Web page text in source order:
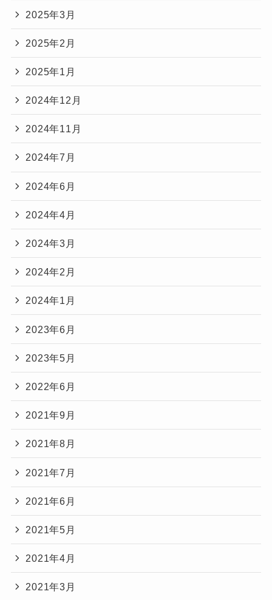
2025年3月
2025年2月
2025年1月
2024年12月
2024年11月
2024年7月
2024年6月
2024年4月
2024年3月
2024年2月
2024年1月
2023年6月
2023年5月
2022年6月
2021年9月
2021年8月
2021年7月
2021年6月
2021年5月
2021年4月
2021年3月